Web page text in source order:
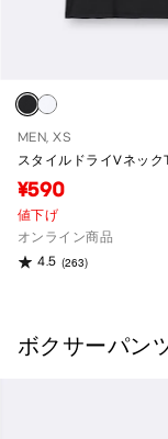
MEN, XS
スタイルドライVネック
¥590
値下げ
オンライン商品
4.5 (263)
ボクサーパン